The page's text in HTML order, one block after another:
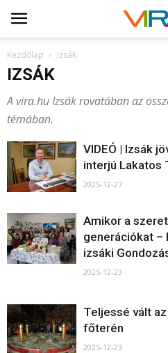
Kezdőlap Izsák
IZSÁK
A vira.hu Izsák rovatában az
témában.
VIDEÓ | Izsák
interjú Lakatos
2025-12-27
Amikor a
generációkat –
izsáki
2025-12-23
Teljessé vált
főterén
2025-12-23